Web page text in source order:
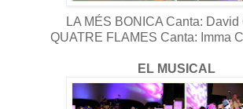
LA MÉS BONICA Canta:
QUATRE FLAMES Canta: Imma
EL MUSICAL